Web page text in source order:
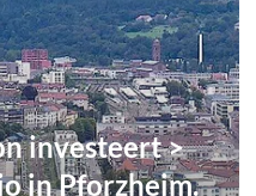
investeert >
in Pforzheim.